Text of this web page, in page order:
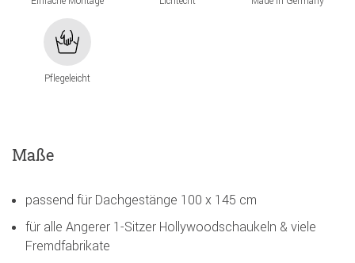
Pflegeleicht
Maße
passend für Dachgestänge 100 x 145 cm
für alle Angerer 1-Sitzer Hollywoodschaukeln & viele
Fremdfabrikate